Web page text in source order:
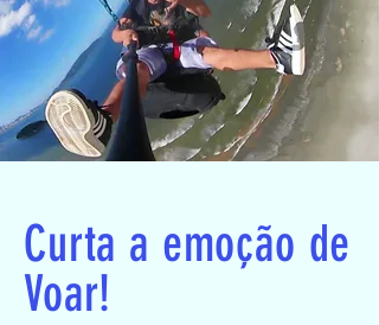
Curta a emoção de
Voar!